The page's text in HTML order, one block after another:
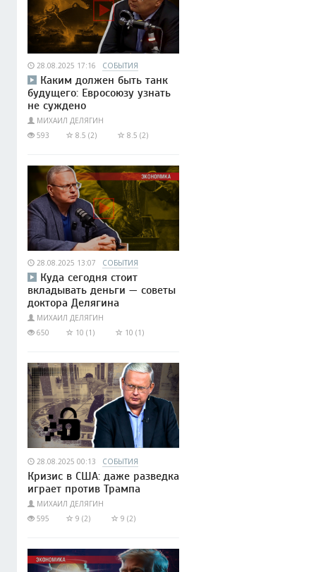
28.08.2025 17:16 СОБЫТИЯ
Каким должен быть танк
будущего: Евросоюзу узнать
не суждено
МИХАИЛ ДЕЛЯГИН
593
8.5 (2) 8.5 (2)
28.08.2025 13:07 СОБЫТИЯ
Куда сегодня стоит
вкладывать деньги — советы
доктора Делягина
МИХАИЛ ДЕЛЯГИН
650
10 (1) 10 (1)
28.08.2025 00:13 СОБЫТИЯ
Кризис в США: даже разведка
играет против Трампа
МИХАИЛ ДЕЛЯГИН
595
9 (2) 9 (2)